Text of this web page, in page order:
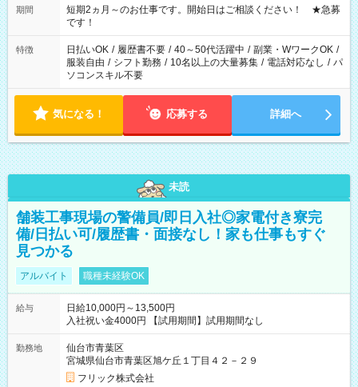
※週最低15時間以上の勤務が必要です
期間
短期2ヵ月～のお仕事です。開始日はご相談ください！ ★急募
です！
特徴 日払いOK / 履歴書不要 / 40～50代活躍中 / 副業・WワークOK /
服装自由 / シフト勤務 / 10名以上の大量募集 / 電話対応なし / パ
ソコンスキル不要
気になる！ 応募する 詳細へ
未読
舗装工事現場の警備員/即日入社◎家電付き寮完
備/日払い可/履歴書・面接なし！家も仕事もすぐ
見つかる
アルバイト 職種未経験OK
給与
日給10,000円～13,500円
入社祝い金4000円 【試用期間】試用期間なし
勤務地
仙台市青葉区
宮城県仙台市青葉区旭ケ丘１丁目４２－２９
フリック株式会社